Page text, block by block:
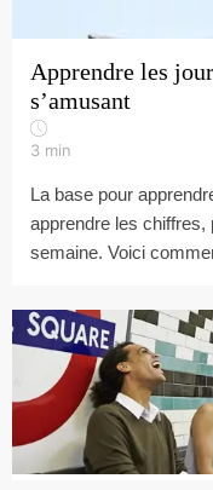
Apprendre les
s’amusant
3 min
La base pour
apprendre les
semaine. Voici